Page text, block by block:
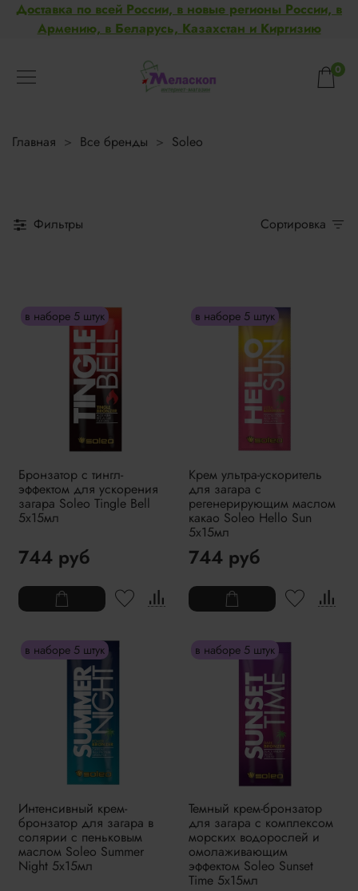
Доставка по всей России, в новые регионы России, в
Армению, в Беларусь, Казахстан и Киргизию
0
Главная Все бренды Soleo
Фильтры Сортировка
в наборе 5 штук
Бронзатор с тингл-
эффектом для ускорения
загара Soleo Tingle Bell
5x15мл
744 руб
в наборе 5 штук
Крем ультра-ускоритель
для загара с
регенерирующим маслом
какао Soleo Hello Sun
5x15мл
744 руб
в наборе 5 штук
Интенсивный крем-
бронзатор для загара в
солярии с пеньковым
маслом Soleo Summer
Night 5x15мл
в наборе 5 штук
Темный крем-бронзатор
для загара с комплексом
морских водорослей и
омолаживающим
эффектом Soleo Sunset
Time 5x15мл